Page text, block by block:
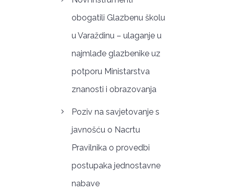
obogatili Glazbenu školu
u Varaždinu – ulaganje u
najmlađe glazbenike uz
potporu Ministarstva
znanosti i obrazovanja
Poziv na savjetovanje s
javnošću o Nacrtu
Pravilnika o provedbi
postupaka jednostavne
nabave